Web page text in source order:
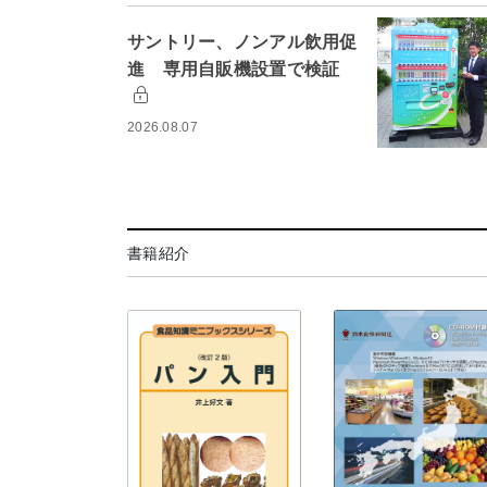
サントリー、ノンアル飲用促
進 専用自販機設置で検証
2026.08.07
書籍紹介